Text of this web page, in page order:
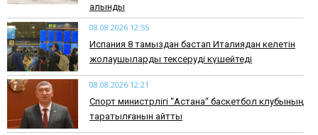
алынды
08.08.2026 12:55
Испания 8 тамыздан бастап Италиядан келетін
жолаушыларды тексеруді күшейтеді
08.08.2026 12:21
Спорт министрлігі “Астана“ баскетбол клубының
таратылғанын айтты